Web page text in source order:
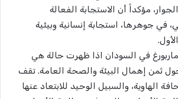
مؤكداً أن الاستجابة الفعالة
في جوهرها، استجابة إنسانية وبيئية
في السودان اذا ظهرت حالة هي
ثمن إهمال البيئة والصحة العامة. تقف
الهاوية، والسبيل الوحيد للابتعاد عنها